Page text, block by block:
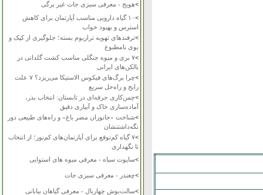
>هویج - معرفی سبزی جات غیر برگی
>
۱۰ گیاه دارویی مناسب آپارتمان برای کاهش
استرس و بهبود خواب
>ترفندهای تهویه تراریوم بسته؛ جلوگیری از کپک و
بوی نامطبوع
>
۷ بری و میوه جنگلی مناسب کشت گلدانی در
بالکن‌های ایرانی
>
چرا برگ‌های فیکوس الاستیکا می‌ریزد؟ ۷ علت
رایج و راه‌حل سریع
>چمن‌کاری حرفه‌ای در تابستان: انتخاب بذر،
آماده‌سازی خاک و آبیاری دقیق
>شناخت «جانوران مضر باغ» و راه‌های طبیعی دور
نگه‌داشتنشان
>
۷ گیاه کم‌توقع برای آپارتمان‌های کم‌نور؛ از انتخاب
تا نگهداری
>ساپوت سیاه - معرفی میوه های استوایی
>چغندر - معرفی سبزی جات
>سالت‌بوش چهاربال - معرفی گیاهان بیابانی